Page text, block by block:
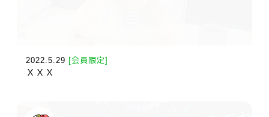
2022.5.29 [会員限定]
ＸＸＸ